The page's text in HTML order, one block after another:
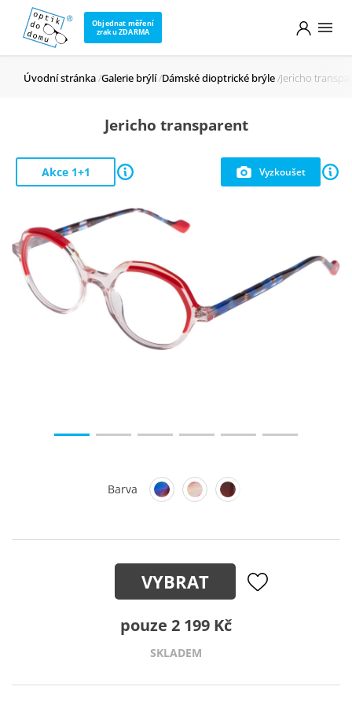
Objednat měření
zraku ZDARMA
Úvodní stránka Galerie brýlí Dámské dioptrické brýle Jericho
Jericho transparent
Vyzkoušet
Akce 1+1
Barva
VYBRAT
pouze 2 199 Kč
SKLADEM